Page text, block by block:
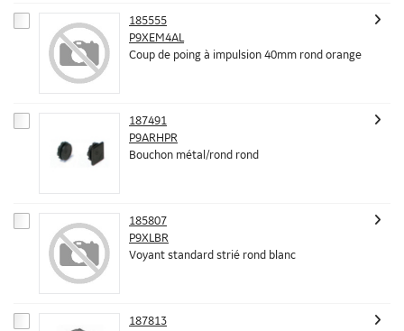
185555
P9XEM4AL
Coup de poing à impulsion 40mm rond orange
187491
P9ARHPR
Bouchon métal/rond rond
185807
P9XLBR
Voyant standard strié rond blanc
187813